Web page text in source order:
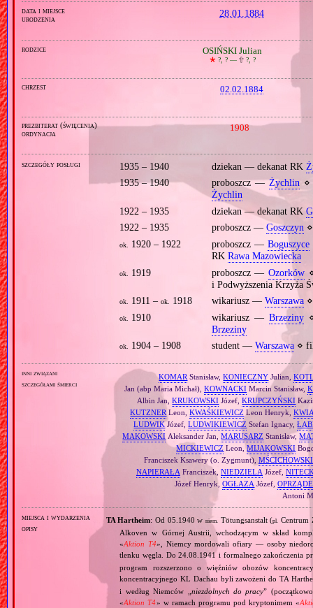
data i miejsce
urodzenia
28.01.1884
rodzice OSIŃSKI Julian
🞲?, ? — 🕆?, ?
chrzest 02.02.1884
prezbiterat (święcenia)
ordynacja
1908
szczegóły posługi 1935 – 1940 dziekan — dekanat RK
1935 – 1940
proboszcz —Żychlin⋄
Żychlin
1922 – 1935
dziekan — dekanat RK
1922 – 1935
proboszcz — Goszczyn⋄
ok. 1920 – 1922 proboszcz —Boguszyce
RK Rawa Mazowiecka
ok. 1919 proboszcz — Ozorków⋄
i Podwyższenia Krzyża
ok. 1911 –ok. 1918 wikariusz — Warszawa⋄
ok. 1910 wikariusz — Brzeziny⋄
Brzeziny
ok. 1904 – 1908 student — Warszawa⋄
inni związani
szczegółami śmierci
KOMAR Stanisław,KONIECZNY Julian,
Jan (abp Maria Michał), KOWNACKIMarcin Stanisław,
Albin Jan,KRUKOWSKI Józef,KRUPCZYŃSKI
KUTZNER Leon,KWAŚKIEWICZ Leon Henryk,
LUDWIKJózef,LUDWIKIEWICZ Stefan Ignacy,
MAKOWSKI Aleksander Jan,MARUSARZ Stanisław,
MICKIEWICZ Leon,MIJAKOWSKI
Franciszek Ksawery (o. Zygmunt), MŚCICHOWSKI
NAPIERAŁA Franciszek, NIEDZIELA Józef,
Józef Henryk,OGŁAZA Józef,
Antoni
miejsca i wydarzenia
opisy
TA Hartheim: Od 05.1940 w niem. Tötungsanstalt (pl. Centrum
Alkoven w Górnej Austrii, wchodzącym w skład
«Aktion T4», Niemcy mordowali ofiary — osoby
tlenku węgla. Do 24.08.1941 i formalnego zakończenia
program rozszerzono o więźniów obozów
koncentracyjnego KL Dachau byli zawożeni do TA
i według Niemców „ niezdolnych do pracy”
«Aktion T4» w ramach programu pod kryptonimem «